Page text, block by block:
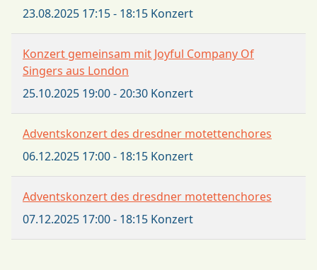
23.08.2025 17:15- 18:15 Konzert
Konzert gemeinsam mit Joyful Company Of
Singers aus London
25.10.2025 19:00-20:30 Konzert
Adventskonzert des dresdner motettenchores
06.12.2025 17:00- 18:15 Konzert
Adventskonzert des dresdner motettenchores
07.12.2025 17:00- 18:15 Konzert